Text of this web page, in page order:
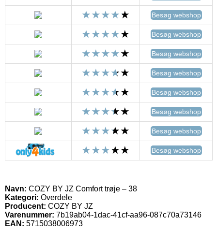
Besøg webshop
Besøg webshop
Besøg webshop
Besøg webshop
Besøg webshop
Besøg webshop
Besøg webshop
Besøg webshop
Navn: COZY BY JZ Comfort trøje – 38
Kategori: Overdele
Producent: COZY BY JZ
Varenummer: 7b19ab04-1dac-41cf-aa96-087c70a73146
EAN: 5715038006973